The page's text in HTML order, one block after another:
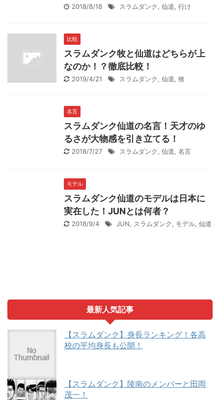
2018/8/18 スラムダンク, 仙道, 行け
比較
スラムダンク牧と仙道はどちらが上
なのか！？徹底比較！
2019/4/21 スラムダンク, 仙道, 牧
名言
スラムダンク仙道の名言！天才のゆ
るさが大物感を引き立てる！
2018/7/27 スラムダンク, 仙道, 名言
モデル
スラムダンク仙道のモデルは日本に
実在した！JUNとは何者？
2018/9/4 JUN, スラムダンク, モデル, 仙道
最新人気記事
【スラムダンク】身長ランキング！各高
校の平均身長も公開！
【スラムダンク】陵南のメンバーと田岡
茂一！